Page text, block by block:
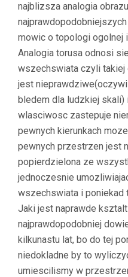
najblizsza analogia
mowic o topologi ogolnej
Analogia torusa odnosi
wszechswiata czyli takiej
jest
bledem dla ludzkiej skali)
wlasciwosc zastepuje
pewnych kierunkach
pewnych przestrzen jest
popierdzielona ze
jednoczesnie
wszechswiata i poniekad
Jaki jest naprawde
najprawdopodobniej
kilkunastu lat, bo do tej
niedokladne by to
umiescilismy w